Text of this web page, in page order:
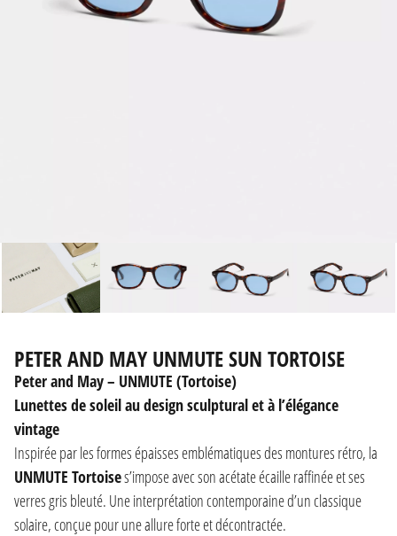
PETER AND MAY UNMUTE SUN TORTOISE
Peter and May – UNMUTE (Tortoise)
Lunettes de soleil au design sculptural et à l’élégance
vintage
Inspirée par les formes épaisses emblématiques des montures rétro, la
UNMUTE Tortoises’impose avec son acétate écaille raffinée et ses
verres gris bleuté. Une interprétation contemporaine d’un classique
solaire, conçue pour une allure forte et décontractée.